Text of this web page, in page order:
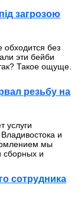
загрозою
обходится без
эти бейби
Такое ощуще.
резьбу на
услуги
и
мы
сборных и
сотрудника